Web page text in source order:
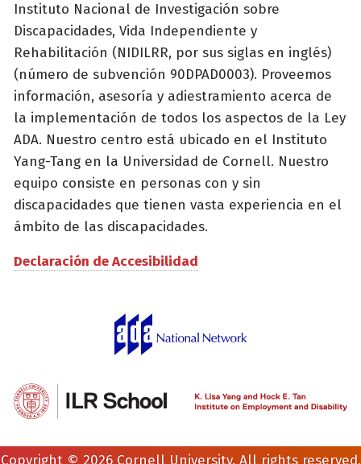
Instituto Nacional de Investigación sobre
Discapacidades, Vida Independiente y
Rehabilitación (NIDILRR, por sus siglas en inglés)
(número de subvención 90DPAD0003). Proveemos
información, asesoría y adiestramiento acerca de
la implementación de todos los aspectos de la Ley
ADA. Nuestro centro está ubicado en el Instituto
Yang-Tang en la Universidad de Cornell. Nuestro
equipo consiste en personas con y sin
discapacidades que tienen vasta experiencia en el
ámbito de las discapacidades.
Declaración de Accesibilidad
Copyright © 2026 Cornell University. All rights reserved.